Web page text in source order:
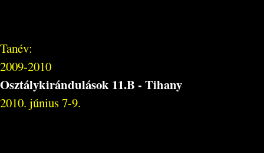
Tanév:
2009-2010
Osztálykirándulások 11.B - Tihany
2010. június 7-9.